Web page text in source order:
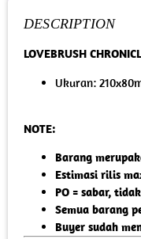
DESCRIPTION
LOVEBRUSH
Ukuran:
NOTE:
Barang
Estimasi rilis
PO = sabar,
Semua barang
Buyer sudah